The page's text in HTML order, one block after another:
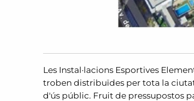
Les Instal·lacions Esportives
troben distribuïdes per tota la
d'ús públic. Fruit de pressupostos